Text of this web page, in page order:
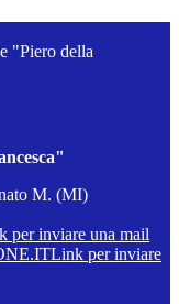
"Piero della
M. (MI)
per inviare una mail
Link per inviare